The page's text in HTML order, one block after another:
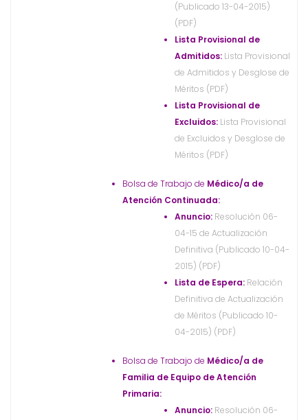
(Publicado 13-04-2015)
(PDF)
Lista Provisional de
Admitidos: Lista Provisional
de Admitidos y Desglose de
Méritos (PDF)
Lista Provisional de
Excluidos: Lista Provisional
de Excluidos y Desglose de
Méritos (PDF)
Bolsa de Trabajo de Médico/a de
Atención Continuada:
Anuncio: Resolución 06-
04-15 de Actualización
Definitiva (Publicado 10-04-
2015) (PDF)
Lista de Espera: Relación
Definitiva de Actualización
de Méritos (Publicado 10-
04-2015) (PDF)
Bolsa de Trabajo de Médico/a de
Familia de Equipo de Atención
Primaria:
Anuncio: Resolución 06-